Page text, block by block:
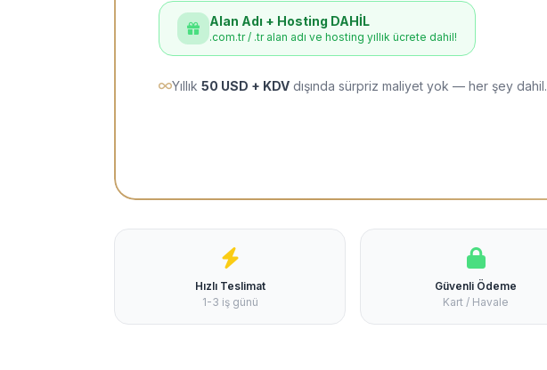
Alan Adı + Hosting DAHİL
.com.tr / .tr alan adı ve hosting yıllık ücrete dahil!
Yıllık 50 USD + KDV dışında sürpriz maliyet yok — her şey dahil.
Hızlı Teslimat
1-3 iş günü
Güvenli Ödeme
Kart / Havale